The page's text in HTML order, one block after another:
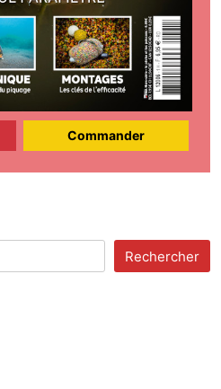
Commander
Rechercher